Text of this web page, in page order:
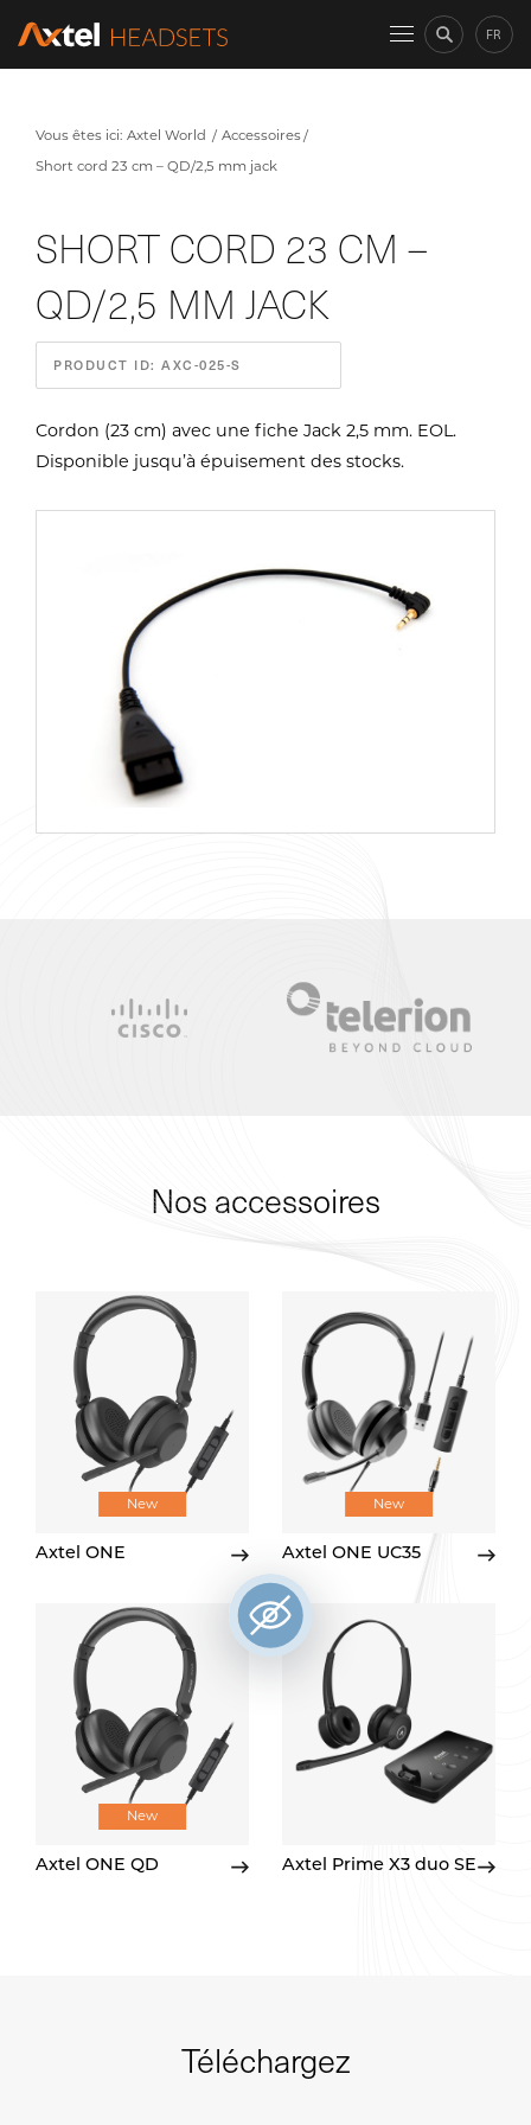
FR
Vous êtes ici: Axtel World
Accessoires
Short cord 23 cm – QD/2,5 mm jack
SHORT CORD 23 CM –
QD/2,5 MM JACK
PRODUCT ID: AXC-025-S
Cordon (23 cm) avec une fiche Jack 2,5 mm. EOL.
Disponible jusqu’à épuisement des stocks.
Nos accessoires
New
Axtel ONE
New
Axtel ONE UC35
New
Axtel ONE QD Axtel Prime X3 duo SE
Téléchargez